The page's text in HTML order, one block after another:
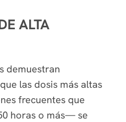
ALTA
demuestran
las dosis más altas
frecuentes que
horas o más— se